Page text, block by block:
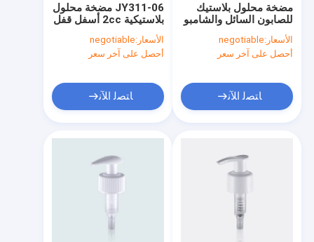
JY311-06 مضخة محلول
بلاستيكية 2cc أسفل قفل
الأسعار:negotiable
أحصل على آخر سعر
ﺎﺘﺼﻟ ﺍﻶﻧ
مضخة محلول بلاستيك
للصابون السائل والشامبو
28/410 33/410
الأسعار:negotiable
أحصل على آخر سعر
ﺎﺘﺼﻟ ﺍﻶﻧ